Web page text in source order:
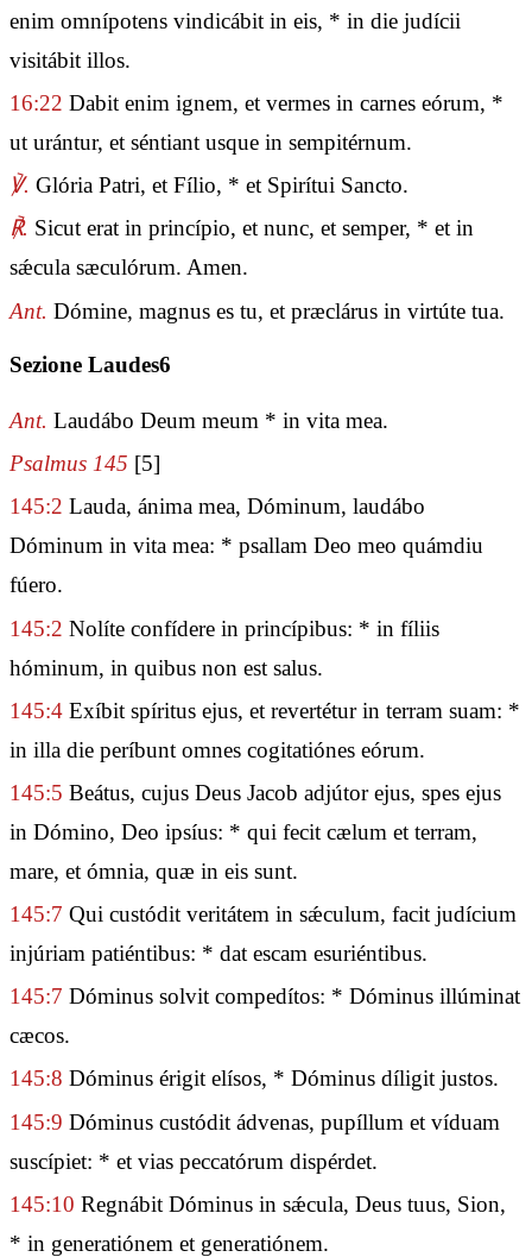
enim omnípotens vindicábit in eis, * in die judícii
visitábit illos.
16:22 Dabit enim ignem, et vermes in carnes eórum, *
ut urántur, et séntiant usque in sempitérnum.
℣. Glória Patri, et Fílio, * et Spirítui Sancto.
℟. Sicut erat in princípio, et nunc, et semper, * et in
sǽcula sæculórum. Amen.
Ant. Dómine, magnus es tu, et præclárus in virtúte tua.
Sezione Laudes6
Ant. Laudábo Deum meum * in vita mea.
Psalmus 145 [5]
145:2 Lauda, ánima mea, Dóminum, laudábo
Dóminum in vita mea: * psallam Deo meo quámdiu
fúero.
145:2 Nolíte confídere in princípibus: * in fíliis
hóminum, in quibus non est salus.
145:4 Exíbit spíritus ejus, et revertétur in terram suam: *
in illa die períbunt omnes cogitatiónes eórum.
145:5 Beátus, cujus Deus Jacob adjútor ejus, spes ejus
in Dómino, Deo ipsíus: * qui fecit cælum et terram,
mare, et ómnia, quæ in eis sunt.
145:7 Qui custódit veritátem in sǽculum, facit judícium
injúriam patiéntibus: * dat escam esuriéntibus.
145:7 Dóminus solvit compedítos: * Dóminus illúminat
cæcos.
145:8 Dóminus érigit elísos, * Dóminus díligit justos.
145:9 Dóminus custódit ádvenas, pupíllum et víduam
suscípiet: * et vias peccatórum dispérdet.
145:10 Regnábit Dóminus in sǽcula, Deus tuus, Sion,
* in generatiónem et generatiónem.